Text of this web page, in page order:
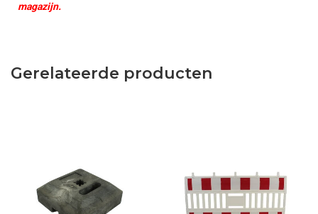
magazijn.
Gerelateerde producten